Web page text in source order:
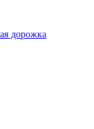
дoрожка